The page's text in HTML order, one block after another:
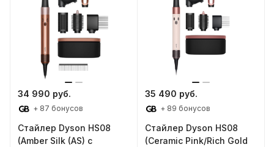
34 990 руб.
+ 87 бонусов
Стайлер Dyson HS08
(Amber Silk (AS) с
35 490 руб.
+ 89 бонусов
Стайлер Dyson HS08
(Ceramic Pink/Rich Gold